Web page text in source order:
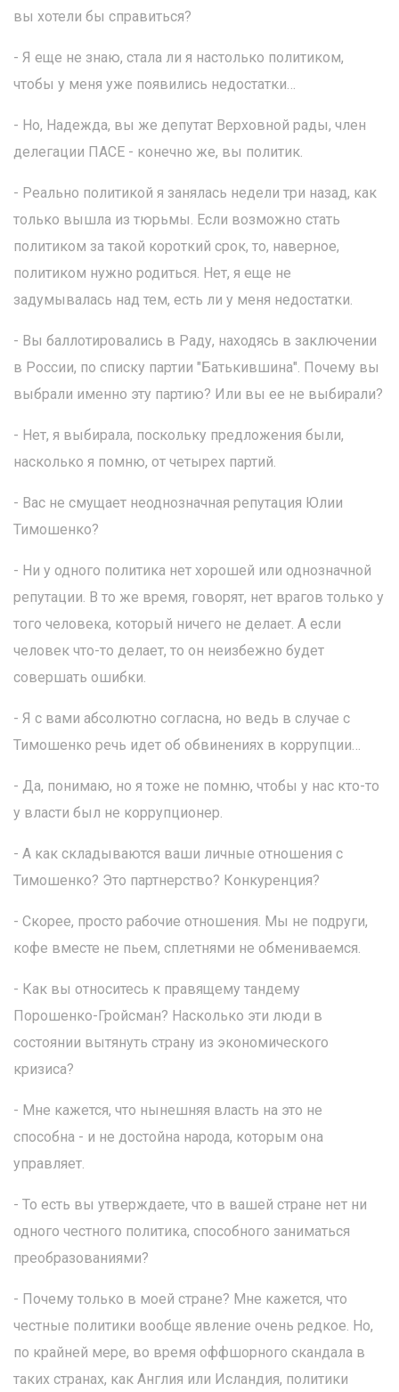
вы хотели бы справиться?
- Я еще не знаю, стала ли я настолько политиком,
чтобы у меня уже появились недостатки…
- Но, Надежда, вы же депутат Верховной рады, член
делегации ПАСЕ - конечно же, вы политик.
- Реально политикой я занялась недели три назад, как
только вышла из тюрьмы. Если возможно стать
политиком за такой короткий срок, то, наверное,
политиком нужно родиться. Нет, я еще не
задумывалась над тем, есть ли у меня недостатки.
- Вы баллотировались в Раду, находясь в заключении
в России, по списку партии "Батькившина". Почему вы
выбрали именно эту партию? Или вы ее не выбирали?
- Нет, я выбирала, поскольку предложения были,
насколько я помню, от четырех партий.
- Вас не смущает неоднозначная репутация Юлии
Тимошенко?
- Ни у одного политика нет хорошей или однозначной
репутации. В то же время, говорят, нет врагов только у
того человека, который ничего не делает. А если
человек что-то делает, то он неизбежно будет
совершать ошибки.
- Я с вами абсолютно согласна, но ведь в случае с
Тимошенко речь идет об обвинениях в коррупции…
- Да, понимаю, но я тоже не помню, чтобы у нас кто-то
у власти был не коррупционер.
- А как складываются ваши личные отношения с
Тимошенко? Это партнерство? Конкуренция?
- Скорее, просто рабочие отношения. Мы не подруги,
кофе вместе не пьем, сплетнями не обмениваемся.
- Как вы относитесь к правящему тандему
Порошенко-Гройсман? Насколько эти люди в
состоянии вытянуть страну из экономического
кризиса?
- Мне кажется, что нынешняя власть на это не
способна - и не достойна народа, которым она
управляет.
- То есть вы утверждаете, что в вашей стране нет ни
одного честного политика, способного заниматься
преобразованиями?
- Почему только в моей стране? Мне кажется, что
честные политики вообще явление очень редкое. Но,
по крайней мере, во время оффшорного скандала в
таких странах, как Англия или Исландия, политики